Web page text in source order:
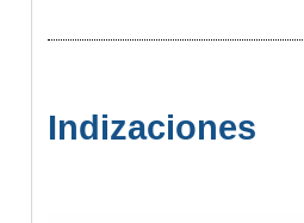
Indizaciones